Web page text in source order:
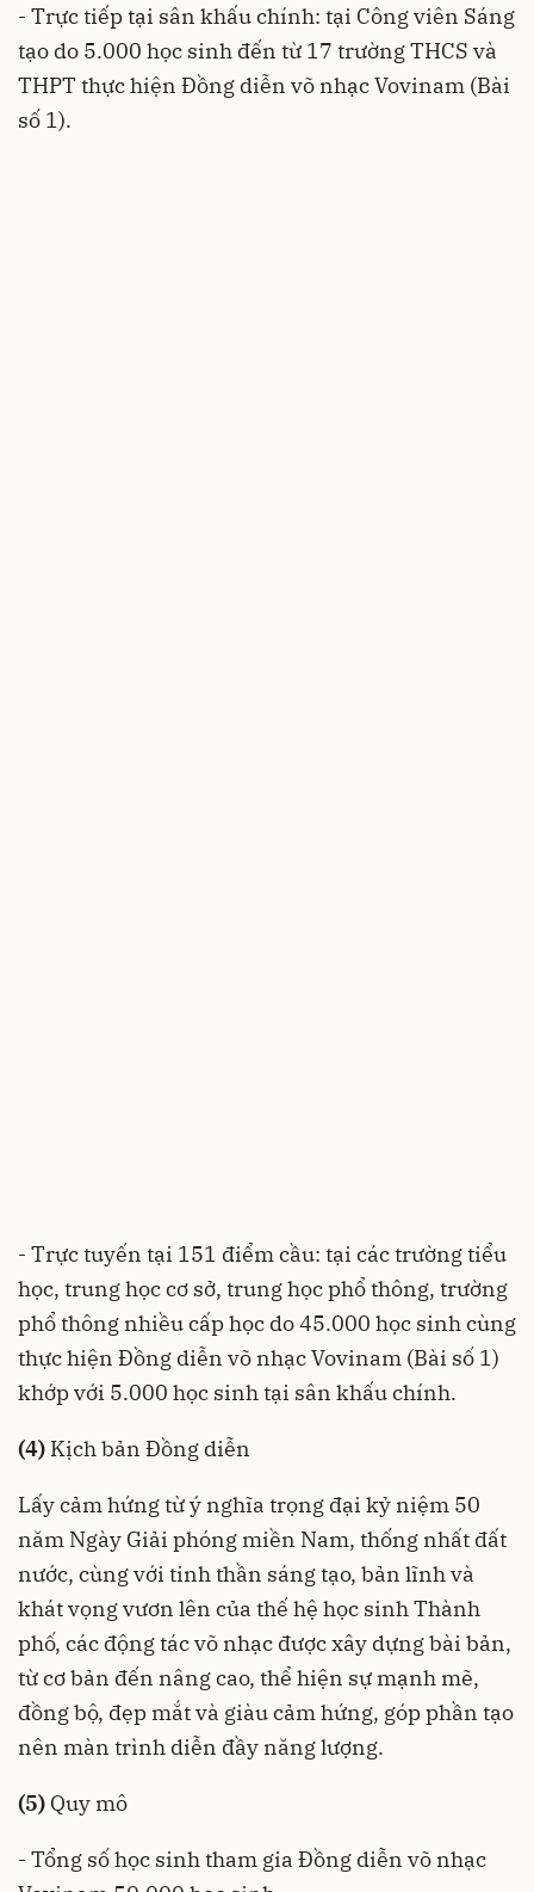
- Trực tiếp tại sân khấu chính: tại Công viên Sáng
tạo do 5.000 học sinh đến từ 17 trường THCS và
THPT thực hiện Đồng diễn võ nhạc Vovinam (Bài
số 1).
- Trực tuyến tại 151 điểm cầu: tại các trường tiểu
học, trung học cơ sở, trung học phổ thông, trường
phổ thông nhiều cấp học do 45.000 học sinh cùng
thực hiện Đồng diễn võ nhạc Vovinam (Bài số 1)
khớp với 5.000 học sinh tại sân khấu chính.
(4) Kịch bản Đồng diễn
Lấy cảm hứng từ ý nghĩa trọng đại kỷ niệm 50
năm Ngày Giải phóng miền Nam, thống nhất đất
nước, cùng với tinh thần sáng tạo, bản lĩnh và
khát vọng vươn lên của thế hệ học sinh Thành
phố, các động tác võ nhạc được xây dựng bài bản,
từ cơ bản đến nâng cao, thể hiện sự mạnh mẽ,
đồng bộ, đẹp mắt và giàu cảm hứng, góp phần tạo
nên màn trình diễn đầy năng lượng.
(5) Quy mô
- Tổng số học sinh tham gia Đồng diễn võ nhạc